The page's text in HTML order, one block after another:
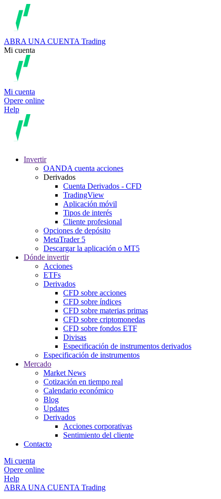
ABRA UNA CUENTA Trading
Mi cuenta
Mi cuenta
Opere online
Help
Invertir
OANDA cuenta acciones
Derivados
Cuenta Derivados - CFD
TradingView
Aplicación móvil
Tipos de interés
Cliente profesional
Opciones de depósito
MetaTrader 5
Descargar la aplicación o MT5
Dónde invertir
Acciones
ETFs
Derivados
CFD sobre acciones
CFD sobre índices
CFD sobre materias primas
CFD sobre criptomonedas
CFD sobre fondos ETF
Divisas
Especificación de instrumentos derivados
Especificación de instrumentos
Mercado
Market News
Cotización en tiempo real
Calendario económico
Blog
Updates
Derivados
Acciones corporativas
Sentimiento del cliente
Contacto
Mi cuenta
Opere online
Help
ABRA UNA CUENTA Trading